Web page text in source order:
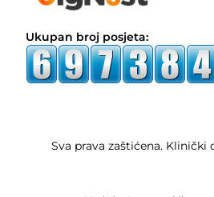
Ukupan broj posjeta:
Sva prava zaštićena. Klinički